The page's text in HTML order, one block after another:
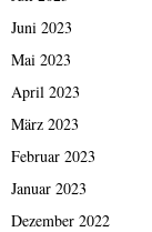
Juni 2023
Mai 2023
April 2023
März 2023
Februar 2023
Januar 2023
Dezember 2022